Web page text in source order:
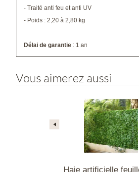
- Traité anti feu et anti UV
- Poids : 2,20 à 2,80 kg
Délai de garantie : 1 an
Vous aimerez aussi
Haie artificielle